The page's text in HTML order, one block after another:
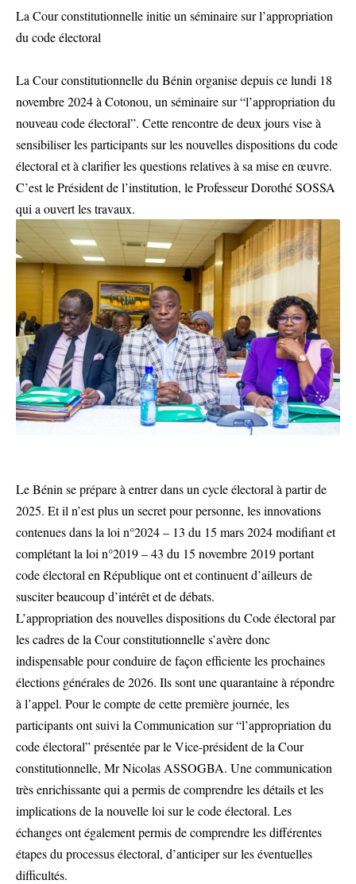
La Cour constitutionnelle initie un séminaire sur l’appropriation
du code électoral
La Cour constitutionnelle du Bénin organise depuis ce lundi 18
novembre 2024 à Cotonou, un séminaire sur “l’appropriation du
nouveau code électoral”. Cette rencontre de deux jours vise à
sensibiliser les participants sur les nouvelles dispositions du code
électoral et à clarifier les questions relatives à sa mise en œuvre.
C’est le Président de l’institution, le Professeur Dorothé SOSSA
qui a ouvert les travaux.
Le Bénin se prépare à entrer dans un cycle électoral à partir de
2025. Et il n’est plus un secret pour personne, les innovations
contenues dans la loi n°2024 – 13 du 15 mars 2024 modifiant et
complétant la loi n°2019 – 43 du 15 novembre 2019 portant
code électoral en République ont et continuent d’ailleurs de
susciter beaucoup d’intérêt et de débats.
L’appropriation des nouvelles dispositions du Code électoral par
les cadres de la Cour constitutionnelle s’avère donc
indispensable pour conduire de façon efficiente les prochaines
élections générales de 2026. Ils sont une quarantaine à répondre
à l’appel. Pour le compte de cette première journée, les
participants ont suivi la Communication sur “l’appropriation du
code électoral” présentée par le Vice-président de la Cour
constitutionnelle, Mr Nicolas ASSOGBA. Une communication
très enrichissante qui a permis de comprendre les détails et les
implications de la nouvelle loi sur le code électoral. Les
échanges ont également permis de comprendre les différentes
étapes du processus électoral, d’anticiper sur les éventuelles
difficultés.